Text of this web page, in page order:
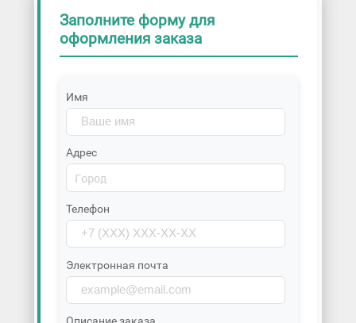
Заполните форму для
оформления заказа
Имя
Адрес
Телефон
Электронная почта